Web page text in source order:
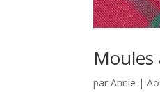
parAnnie |